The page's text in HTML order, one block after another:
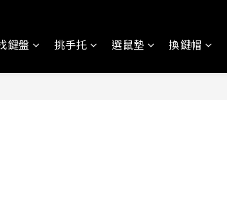
鍵盤 挑手托 選鼠墊 換鍵帽